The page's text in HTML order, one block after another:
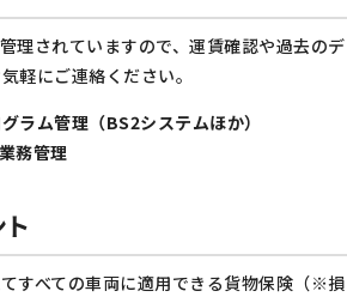
理されていますので、運賃確認や過去のデ
軽にご連絡ください。
ラム管理（BS2システムほか）
務管理
すべての車両に適用できる貨物保険（※損